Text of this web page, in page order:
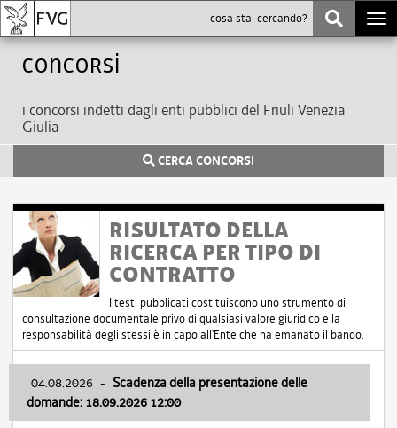
Concorsi
i concorsi indetti dagli enti pubblici del Friuli Venezia
Giulia
CERCA CONCORSI
RISULTATO DELLA
RICERCA PER TIPO DI
CONTRATTO
I testi pubblicati costituiscono uno strumento di
consultazione documentale privo di qualsiasi valore giuridico e la
responsabilità degli stessi è in capo all'Ente che ha emanato il bando.
04.08.2026 - Scadenza della presentazione delle
domande: 18.09.2026 12:00